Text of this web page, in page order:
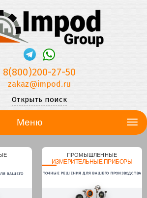
8(800)200-27-50
zakaz@impod.ru
Открыть поиск
Меню
ВАШЕГО
ПРОМЫШЛЕННЫЕ
ИЗМЕРИТЕЛЬНЫЕ ПРИБОРЫ
ТОЧНЫЕ РЕШЕНИЯ ДЛЯ ВАШЕГО ПРОИЗВОДСТВА